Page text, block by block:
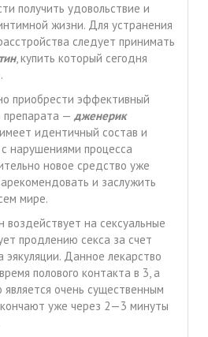
получить удовольствие и
жизни. Для устранения
следует принимать
, купить который сегодня
приобрести эффективный
препарата — дженерик
идентичный состав и
нарушениями процесса
новое средство уже
и заслужить
мире.
на сексуальные
продлению секса за счет
эякуляции. Данное лекарство
полового контакта в 3, а
является очень существенным
уже через 2—3 минуты